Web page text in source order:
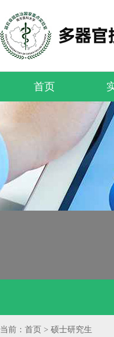
首页
当前：首页 > 硕士研究生